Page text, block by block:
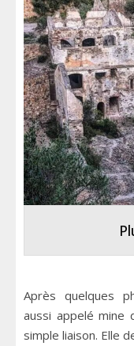
Après quelques
aussi appelé mine
simple liaison. Elle